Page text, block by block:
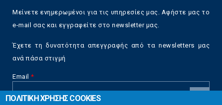
Μείνετε ενημερωμένοι για τις υπηρεσίες μας. Αφήστε μας το
e-mail σας και εγγραφείτε στο newsletter μας.
Έχετε τη δυνατότητα απεγγραφής από τα newsletters μας
ανά πάσα στιγμή
Email *
ΠΟΛΙΤΙΚΗ ΧΡΗΣΗΣ COOKIES